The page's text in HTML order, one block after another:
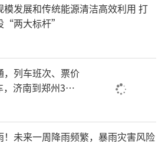
发展和传统能源清洁高效利用 打
两大标杆”
，列车班次、票价
济南到郑州3小
未来一周降雨频繁，暴雨灾害风险